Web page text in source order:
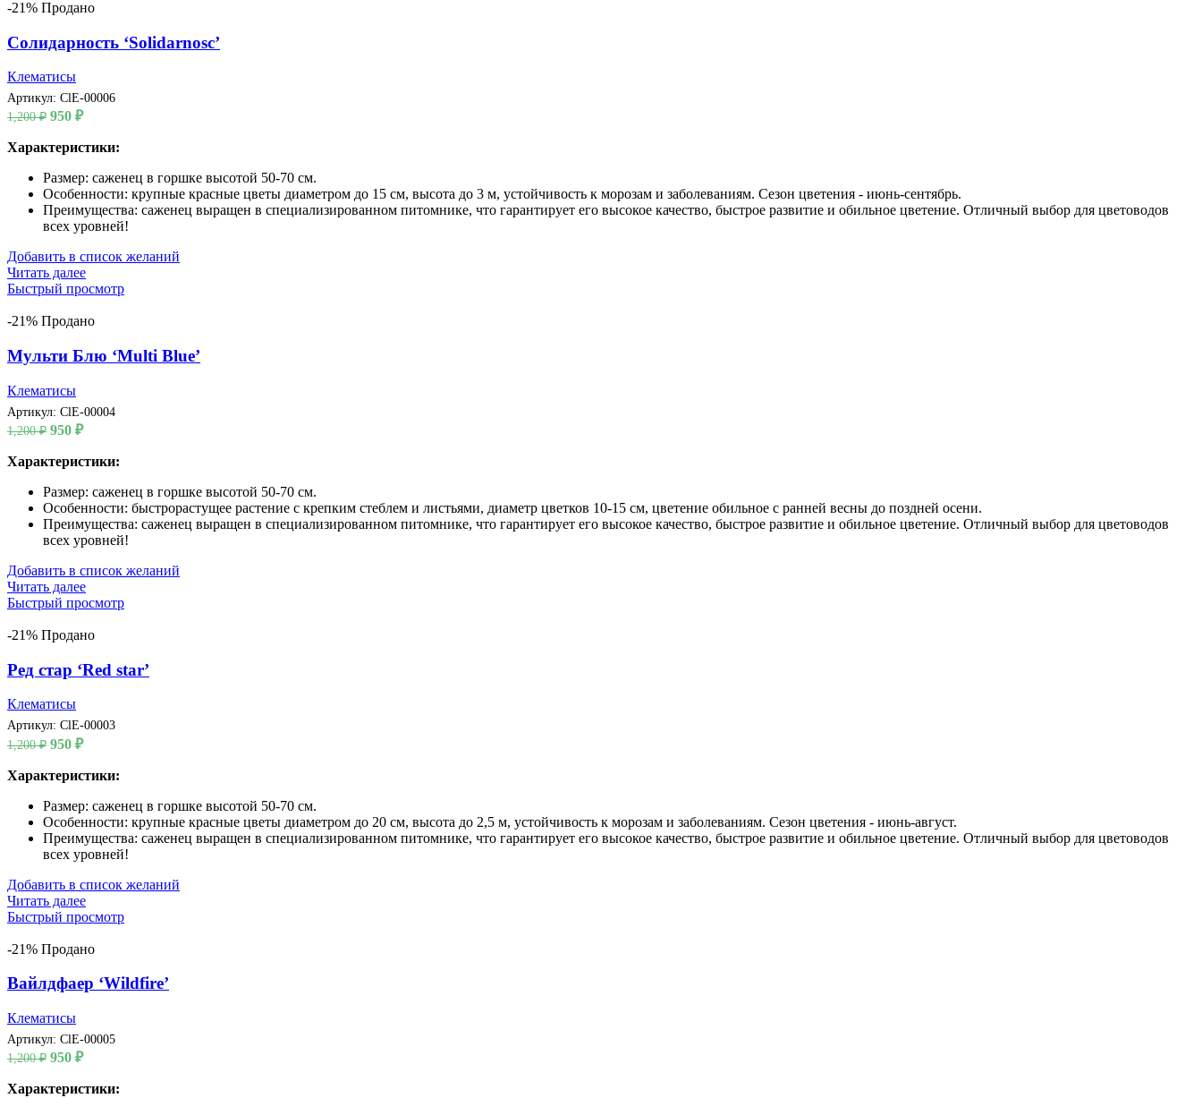
-21% Продано
Солидарность ‘Solidarnosc’
Клематисы
Артикул: ClE-00006
1,200₽ Первоначальная
составляла
950 ₽Текущая
950 ₽.
Характеристики:
Размер: саженец в горшке высотой 50-70 см.
Особенности: крупные красные цветы диаметром до 15 см, высота до 3 м, устойчивость к морозам и заболеваниям. Сезон цветения - июнь-сентябрь.
Преимущества: саженец выращен в специализированном питомнике, что гарантирует его высокое качество, быстрое развитие и обильное цветение. Отличный выбор для цветоводов
всех уровней!
Добавить в список желаний
Читать далее
Быстрый просмотр
-21% Продано
Мульти Блю ‘Multi Blue’
Клематисы
Артикул: ClE-00004
1,200₽ Первоначальная
составляла
950 ₽Текущая
950 ₽.
Характеристики:
Размер: саженец в горшке высотой 50-70 см.
Особенности: быстрорастущее растение с крепким стеблем и листьями, диаметр цветков 10-15 см, цветение обильное с ранней весны до поздней осени.
Преимущества: саженец выращен в специализированном питомнике, что гарантирует его высокое качество, быстрое развитие и обильное цветение. Отличный выбор для цветоводов
всех уровней!
Добавить в список желаний
Читать далее
Быстрый просмотр
-21% Продано
Ред стар ‘Red star’
Клематисы
Артикул: ClE-00003
1,200₽ Первоначальная
составляла
950 ₽Текущая
950 ₽.
Характеристики:
Размер: саженец в горшке высотой 50-70 см.
Особенности: крупные красные цветы диаметром до 20 см, высота до 2,5 м, устойчивость к морозам и заболеваниям. Сезон цветения - июнь-август.
Преимущества: саженец выращен в специализированном питомнике, что гарантирует его высокое качество, быстрое развитие и обильное цветение. Отличный выбор для цветоводов
всех уровней!
Добавить в список желаний
Читать далее
Быстрый просмотр
-21% Продано
Вайлдфаер ‘Wildfire’
Клематисы
Артикул: ClE-00005
1,200₽ Первоначальная
составляла
950 ₽Текущая
950 ₽.
Характеристики: